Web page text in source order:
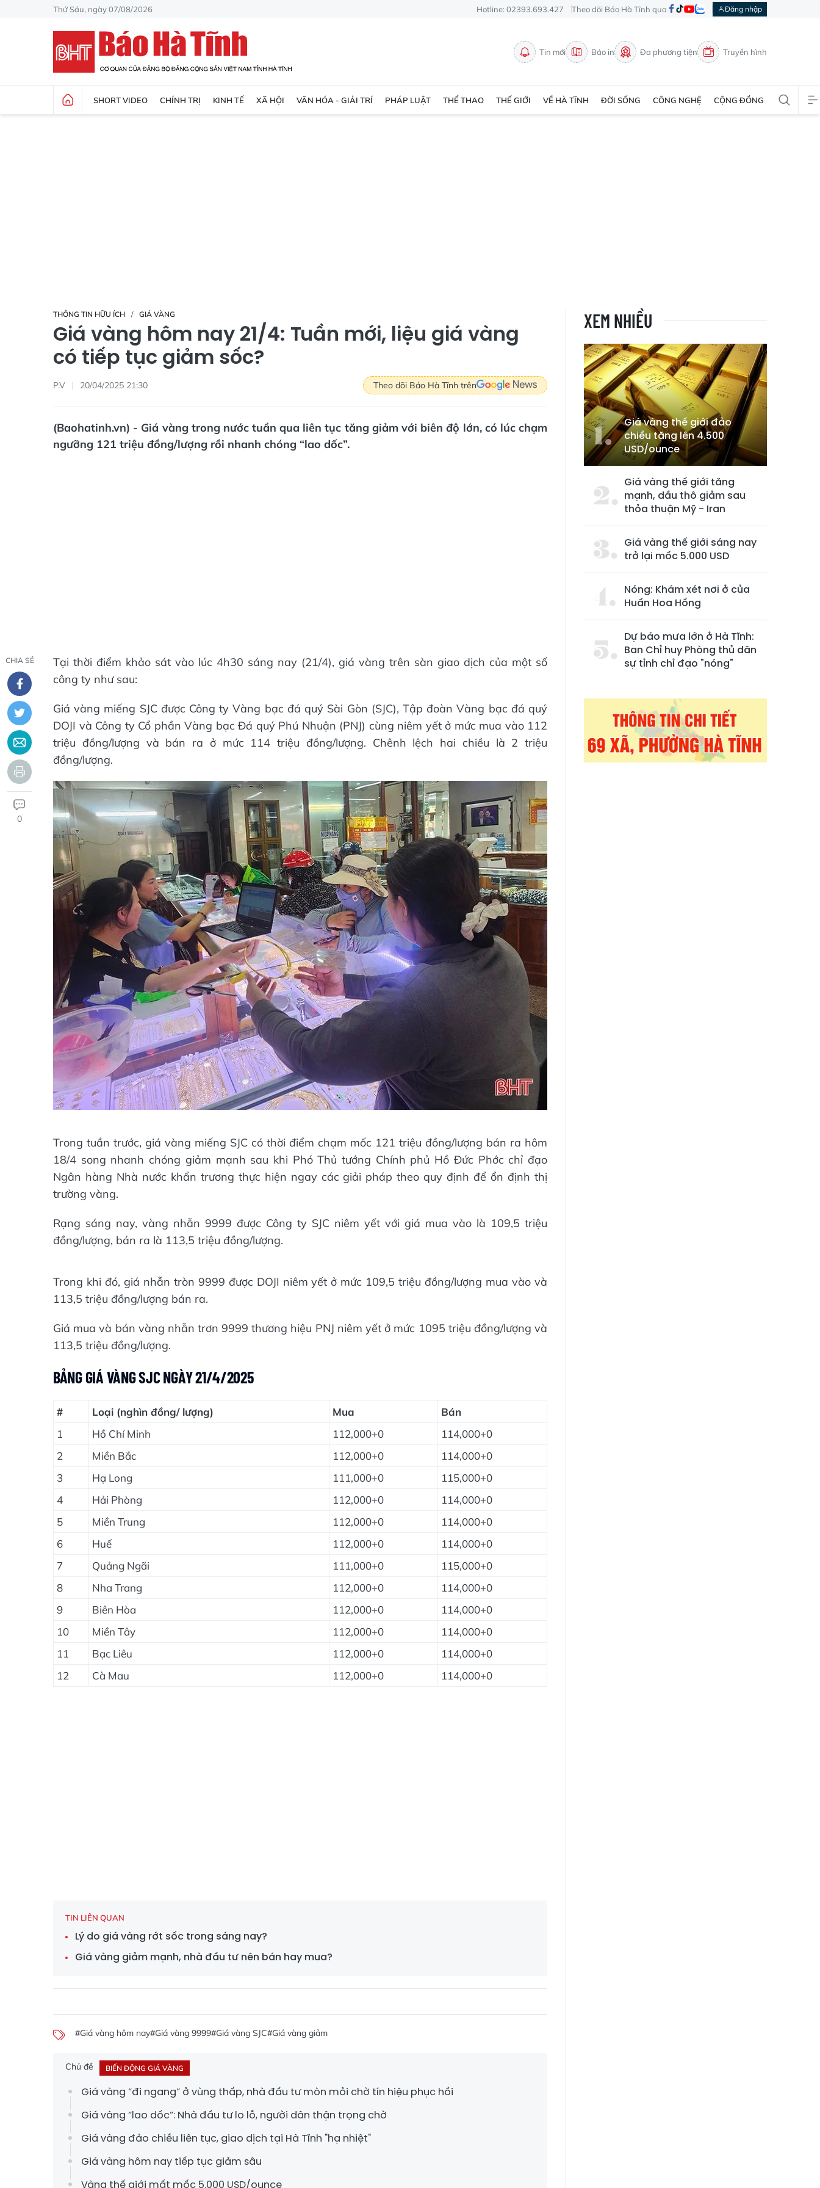
Thứ Sáu, ngày 07/08/2026 Hotline: 02393.693.427 Theo dõi Báo Hà Tĩnh qua Đăng nhập
Tin mới Báo in Đa phương tiện Truyền hình
SHORT VIDEO CHÍNH TRỊ KINH TẾ XÃ HỘI VĂN HÓA - GIẢI TRÍ PHÁP LUẬT THỂ THAO THẾ GIỚI VỀ HÀ TĨNH ĐỜI SỐNG CÔNG NGHỆ CỘNG ĐỒNG
THÔNG TIN HỮU ÍCH GIÁ VÀNG
Giá vàng hôm nay 21/4: Tuần mới, liệu giá vàng
có tiếp tục giảm sốc?
P.V 20/04/2025 21:30 Theo dõi Báo Hà Tĩnh trên
(Baohatinh.vn) - Giá vàng trong nước tuần qua liên tục tăng giảm với biên độ lớn, có lúc chạm
ngưỡng 121 triệu đồng/lượng rồi nhanh chóng “lao dốc”.
CHIA SẺ
0
Tại thời điểm khảo sát vào lúc 4h30 sáng nay (21/4), giá vàng trên sàn giao dịch của một số
công ty như sau:
Giá vàng miếng SJC được Công ty Vàng bạc đá quý Sài Gòn (SJC), Tập đoàn Vàng bạc đá quý
DOJI và Công ty Cổ phần Vàng bạc Đá quý Phú Nhuận (PNJ) cùng niêm yết ở mức mua vào 112
triệu đồng/lượng và bán ra ở mức 114 triệu đồng/lượng. Chênh lệch hai chiều là 2 triệu
đồng/lượng.
Trong tuần trước, giá vàng miếng SJC có thời điểm chạm mốc 121 triệu đồng/lượng bán ra hôm
18/4 song nhanh chóng giảm mạnh sau khi Phó Thủ tướng Chính phủ Hồ Đức Phớc chỉ đạo
Ngân hàng Nhà nước khẩn trương thực hiện ngay các giải pháp theo quy định để ổn định thị
trường vàng.
Rạng sáng nay, vàng nhẫn 9999 được Công ty SJC niêm yết với giá mua vào là 109,5 triệu
đồng/lượng, bán ra là 113,5 triệu đồng/lượng.
Trong khi đó, giá nhẫn tròn 9999 được DOJI niêm yết ở mức 109,5 triệu đồng/lượng mua vào và
113,5 triệu đồng/lượng bán ra.
Giá mua và bán vàng nhẫn trơn 9999 thương hiệu PNJ niêm yết ở mức 1095 triệu đồng/lượng và
113,5 triệu đồng/lượng.
BẢNG GIÁ VÀNG SJC NGÀY 21/4/2025
# Loại (nghìn đồng/ lượng) Mua
Bán
1
Hồ Chí Minh 112,000+0
114,000+0
2
Miền Bắc 112,000+0
114,000+0
3
Hạ Long 111,000+0
115,000+0
4
Hải Phòng 112,000+0
114,000+0
5
Miền Trung 112,000+0
114,000+0
6
Huế 112,000+0
114,000+0
7
Quảng Ngãi 111,000+0
115,000+0
8
Nha Trang 112,000+0
114,000+0
9
Biên Hòa 112,000+0
114,000+0
10
Miền Tây 112,000+0
114,000+0
11
Bạc Liêu 112,000+0
114,000+0
12
Cà Mau 112,000+0 114,000+0
TIN LIÊN QUAN
Lý do giá vàng rớt sốc trong sáng nay?
Giá vàng giảm mạnh, nhà đầu tư nên bán hay mua?
#Giá vàng hôm nay#Giá vàng 9999#Giá vàng SJC#Giá vàng giảm
Chủ đề BIẾN ĐỘNG GIÁ VÀNG
Giá vàng “đi ngang” ở vùng thấp, nhà đầu tư mòn mỏi chờ tín hiệu phục hồi
Giá vàng “lao dốc”: Nhà đầu tư lo lỗ, người dân thận trọng chờ
Giá vàng đảo chiều liên tục, giao dịch tại Hà Tĩnh "hạ nhiệt"
Giá vàng hôm nay tiếp tục giảm sâu
Vàng thế giới mất mốc 5.000 USD/ounce
XEM NHIỀU
Giá vàng thế giới đảo
chiều tăng lên 4.500
USD/ounce
Giá vàng thế giới tăng
mạnh, dầu thô giảm sau
thỏa thuận Mỹ - Iran
Giá vàng thế giới sáng nay
trở lại mốc 5.000 USD
Nóng: Khám xét nơi ở của
Huấn Hoa Hồng
Dự báo mưa lớn ở Hà Tĩnh:
Ban Chỉ huy Phòng thủ dân
sự tỉnh chỉ đạo "nóng"